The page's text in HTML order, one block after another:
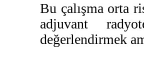
Bu çalışma orta
adjuvant
değerlendirmek